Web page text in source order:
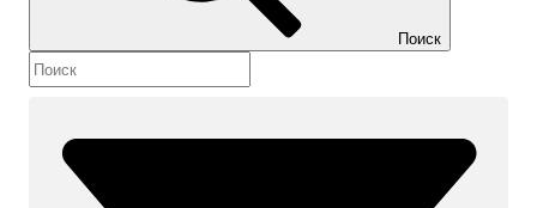
Поиск